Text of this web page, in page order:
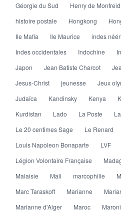
Géorgie du Sud
Henry de Monfreid
histoire postale
Hongkong
Ile Mafia
Ile Maurice
indes
Indes occidentales
Indochine
Japon
Jean Batiste Charcot
Jesus-Christ
jeunesse Jeux
Judaïca
Kandinsky Kenya
Kurdistan
Lado La Poste
Le 20 centimes Sage
Le Renard
Louis Napoleon Bonaparte
LVF
Légion Volontaire Française
Malaisie
Mali marcophilie
Marc Taraskoff
Marianne
Marianne d'Alger
Maroc Maroni